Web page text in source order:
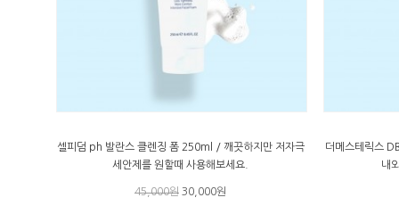
셀피덤 ph 발란스 클렌징 폼 250ml / 깨끗하지만 저자극
세안제를 원할때 사용해보세요.
45,000원 30,000원
더메스테릭스
내